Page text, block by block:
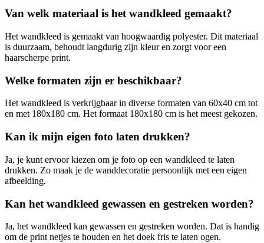
Van welk materiaal is het wandkleed gemaakt?
Het wandkleed is gemaakt van hoogwaardig polyester. Dit materiaal
is duurzaam, behoudt langdurig zijn kleur en zorgt voor een
haarscherpe print.
Welke formaten zijn er beschikbaar?
Het wandkleed is verkrijgbaar in diverse formaten van 60x40 cm tot
en met 180x180 cm. Het formaat 180x180 cm is het meest gekozen.
Kan ik mijn eigen foto laten drukken?
Ja, je kunt ervoor kiezen om je foto op een wandkleed te laten
drukken. Zo maak je de wanddecoratie persoonlijk met een eigen
afbeelding.
Kan het wandkleed gewassen en gestreken worden?
Ja, het wandkleed kan gewassen en gestreken worden. Dat is handig
om de print netjes te houden en het doek fris te laten ogen.